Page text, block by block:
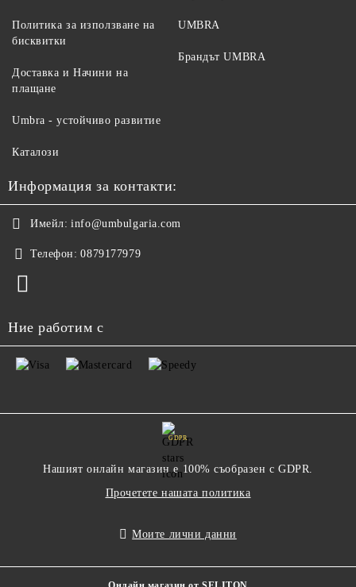
Политика за използване на
бисквитки
Доставка и Начини на
плащане
UMBRA
Брандът UMBRA
Umbra - устойчиво развитие
Каталози
Информация за контакти:
Имейл: info@umbulgaria.com
Телефон: 0879177979
Ние работим с
GDPR
Нашият онлайн магазин е 100% съобразен с GDPR.
Прочетете нашата политика
Моите лични данни